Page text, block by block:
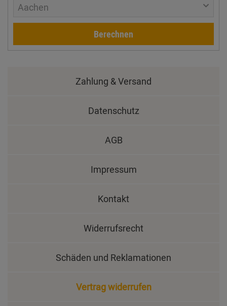
Aachen
Berechnen
Zahlung & Versand
Datenschutz
AGB
Impressum
Kontakt
Widerrufsrecht
Schäden und Reklamationen
Vertrag widerrufen